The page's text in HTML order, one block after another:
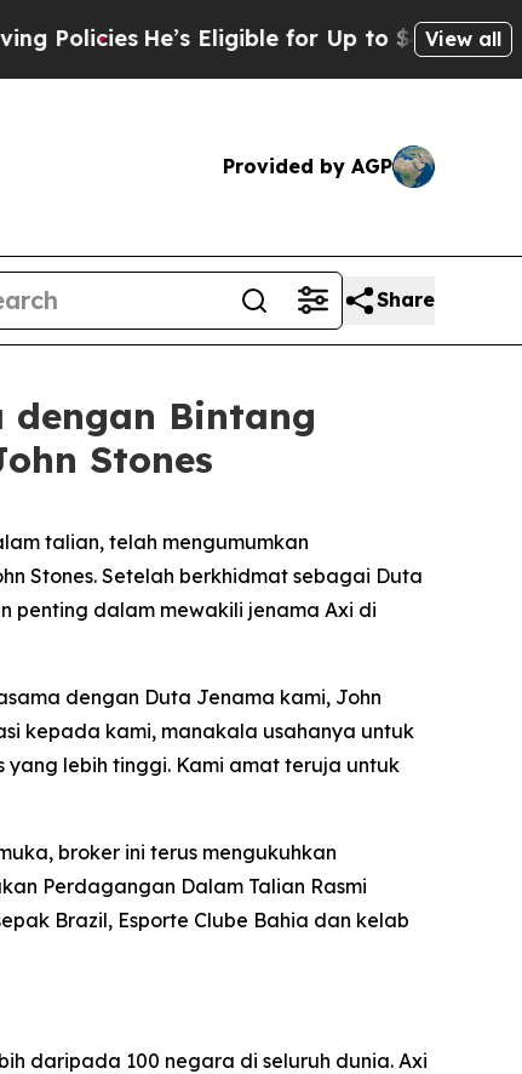
He’s Eligible for Up to $480,000 After
View all
Provided by AGP
Share
dengan Bintang
Stones
talian, telah mengumumkan
Stones. Setelah berkhidmat sebagai Duta
penting dalam mewakili jenama Axi di
dengan Duta Jenama kami, John
kepada kami, manakala usahanya untuk
lebih tinggi. Kami amat teruja untuk
broker ini terus mengukuhkan
Perdagangan Dalam Talian Rasmi
Brazil, Esporte Clube Bahia dan kelab
daripada 100 negara di seluruh dunia. Axi